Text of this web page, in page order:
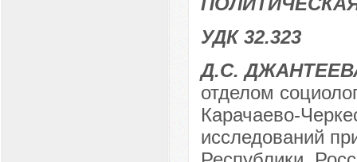
УДК 32.323
Д.С.
отделом
Карачаево-
исследований